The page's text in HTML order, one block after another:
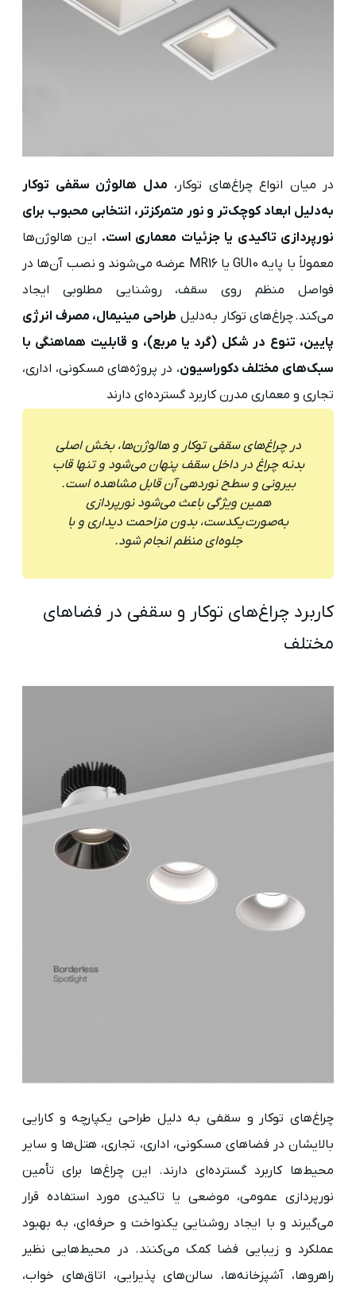
در میان انواع چراغ‌های توکار، مدل هالوژن سقفی توکار
به‌دلیل ابعاد کوچک‌تر و نور متمرکزتر، انتخابی محبوب برای
نورپردازی تاکیدی یا جزئیات معماری است. این هالوژن‌ها
معمولاً با پایه GU10 یا MR16 عرضه می‌شوند و نصب آن‌ها در
فواصل منظم روی سقف، روشنایی مطلوبی ایجاد
می‌کند. چراغ‌های توکار به‌دلیل طراحی مینیمال، مصرف انرژی
پایین، تنوع در شکل (گرد یا مربع)، و قابلیت هماهنگی با
سبک‌های مختلف دکوراسیون، در پروژه‌های مسکونی، اداری،
تجاری و معماری مدرن کاربرد گسترده‌ای دارند
در چراغ‌های سقفی توکار و هالوژن‌ها، بخش اصلی
بدنه چراغ در داخل سقف پنهان می‌شود و تنها قاب
بیرونی و سطح نوردهی آن قابل مشاهده است.
همین ویژگی باعث می‌شود نورپردازی
به‌صورت یکدست، بدون مزاحمت دیداری و با
جلوه‌ای منظم انجام شود.
کاربرد چراغ‌های توکار و سقفی در فضاهای
مختلف
چراغ‌های توکار و سقفی به دلیل طراحی یکپارچه و کارایی
بالایشان در فضاهای مسکونی، اداری، تجاری، هتل‌ها و سایر
محیط‌ها کاربرد گسترده‌ای دارند. این چراغ‌ها برای تأمین
نورپردازی عمومی، موضعی یا تاکیدی مورد استفاده قرار
می‌گیرند و با ایجاد روشنایی یکنواخت و حرفه‌ای، به بهبود
عملکرد و زیبایی فضا کمک می‌کنند. در محیط‌هایی نظیر
راهروها، آشپزخانه‌ها، سالن‌های پذیرایی، اتاق‌های خواب،